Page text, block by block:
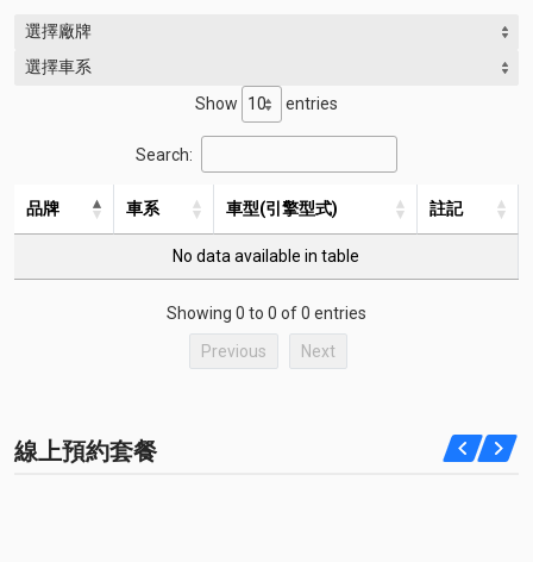
選擇廠牌
選擇車系
Show
entries
Search:
品牌 車系 車型(引擎型式) 註記
No data available in table
Showing 0 to 0 of 0 entries
Previous Next
線上預約套餐